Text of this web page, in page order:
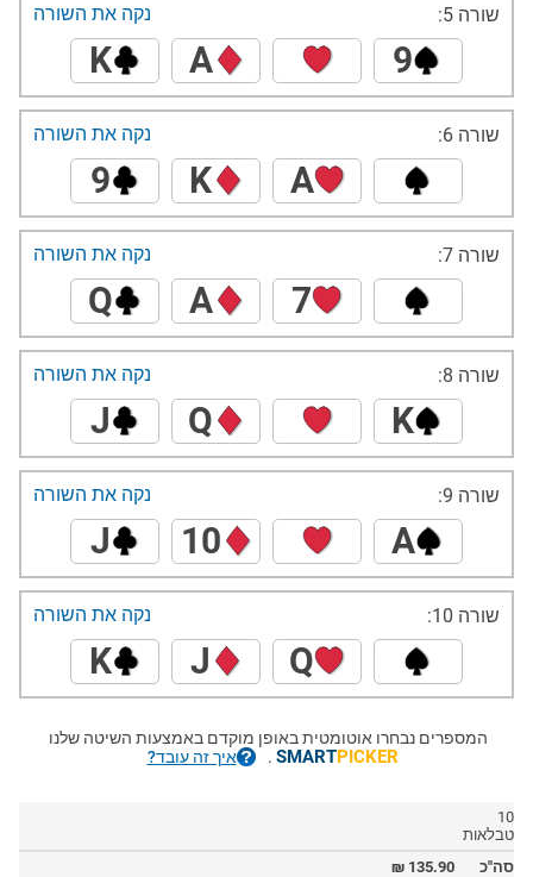
שורה 5:
9
A
K
נקה את השורה
שורה 6:
A
K
9
נקה את השורה
שורה 7:
7
A
Q
נקה את השורה
שורה 8:
K
Q
J
נקה את השורה
שורה 9:
A
10
J
נקה את השורה
שורה 10:
Q
J
K
נקה את השורה
המספרים נבחרו אוטומטית באופן מוקדם באמצעות השיטה שלנו
SMARTPICKER
. איך זה עובד?
10
טבלאות
סה"כ
135.90
₪